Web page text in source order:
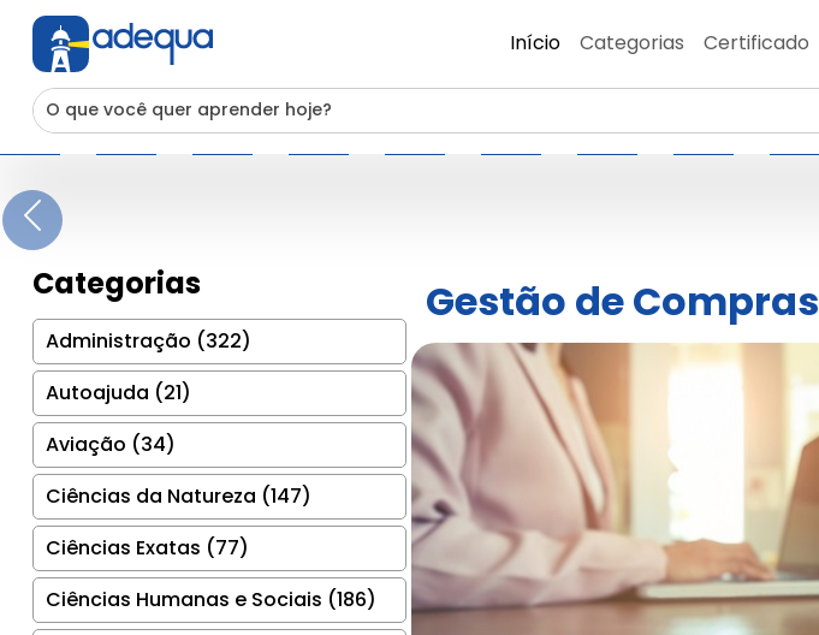
Início Categorias Certificado
Previous
Categorias
Administração (322)
Autoajuda (21)
Aviação (34)
Ciências da Natureza (147)
Ciências Exatas (77)
Ciências Humanas e Sociais (186)
Gestão de Compras